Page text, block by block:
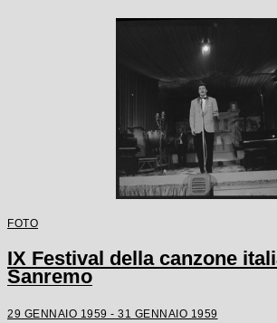
FOTO
IX Festival della canzone
Sanremo
29 GENNAIO 1959 - 31 GENNAIO 1959